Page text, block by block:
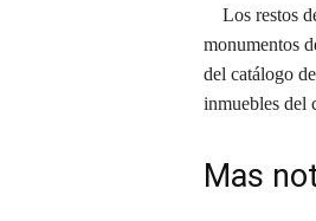
Los restos
monumentos
del catálogo
inmuebles del
Mas